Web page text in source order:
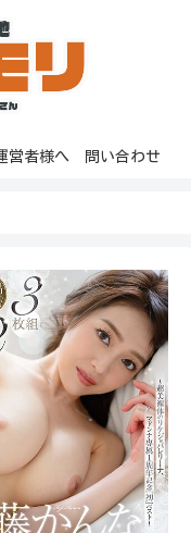
営者様へ 問い合わせ